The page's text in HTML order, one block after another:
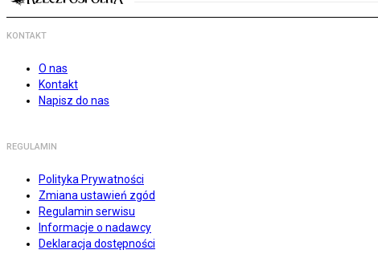
KONTAKT
O nas
Kontakt
Napisz do nas
REGULAMIN
Polityka Prywatności
Zmiana ustawień zgód
Regulamin serwisu
Informacje o nadawcy
Deklaracja dostępności